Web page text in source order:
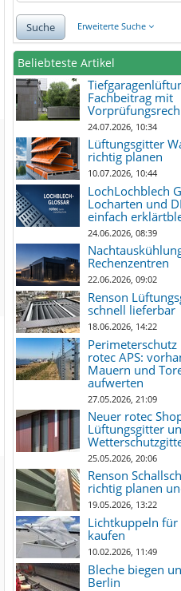
Suche Erweiterte Suche
Beliebteste Artikel
Fachbeitrag mit
24.07.2026, 10:34
Lüftungsgitter
richtig planen
10.07.2026, 10:44
LochLochblech
Locharten und
einfach
24.06.2026, 08:39
Rechenzentren
22.06.2026, 09:02
Renson
schnell lieferbar
18.06.2026, 14:22
rotec APS:
Mauern und
aufwerten
27.05.2026, 21:09
Neuer rotec
Lüftungsgitter
25.05.2026, 20:06
Renson
richtig planen
19.05.2026, 13:22
Lichtkuppeln für
kaufen
10.02.2026, 11:49
Bleche biegen
Berlin